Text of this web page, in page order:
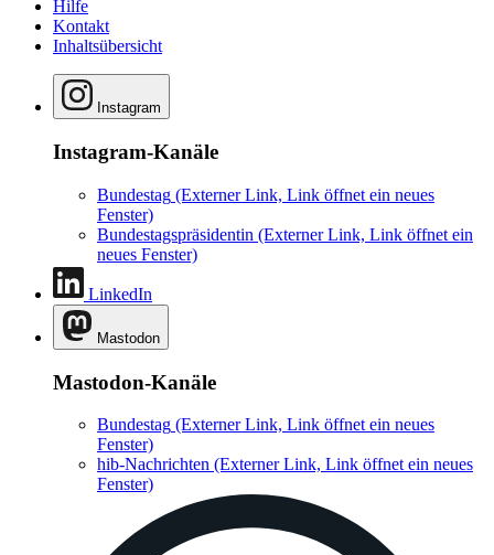
Hilfe
Kontakt
Inhaltsübersicht
Instagram
Instagram-Kanäle
Bundestag (Externer Link, Link öffnet ein neues
Fenster)
Bundestagspräsidentin (Externer Link, Link öffnet ein
neues Fenster)
LinkedIn
Mastodon
Mastodon-Kanäle
Bundestag (Externer Link, Link öffnet ein neues
Fenster)
hib-Nachrichten (Externer Link, Link öffnet ein neues
Fenster)